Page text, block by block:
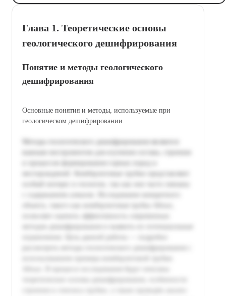
Глава 1. Теоретические основы
геологического дешифрирования
Понятие и методы геологического
дешифрирования
Основные понятия и методы, используемые при
геологическом дешифрировании.